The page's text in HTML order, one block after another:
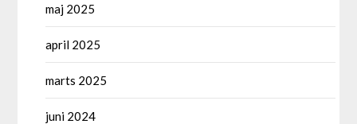
maj 2025
april 2025
marts 2025
juni 2024